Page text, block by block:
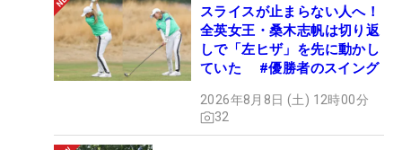
スライスが止まらない人へ！
全英女王・桑木志帆は切り返
しで「左ヒザ」を先に動かし
ていた #優勝者のスイング
2026年8月8日 (土) 12時00分
32